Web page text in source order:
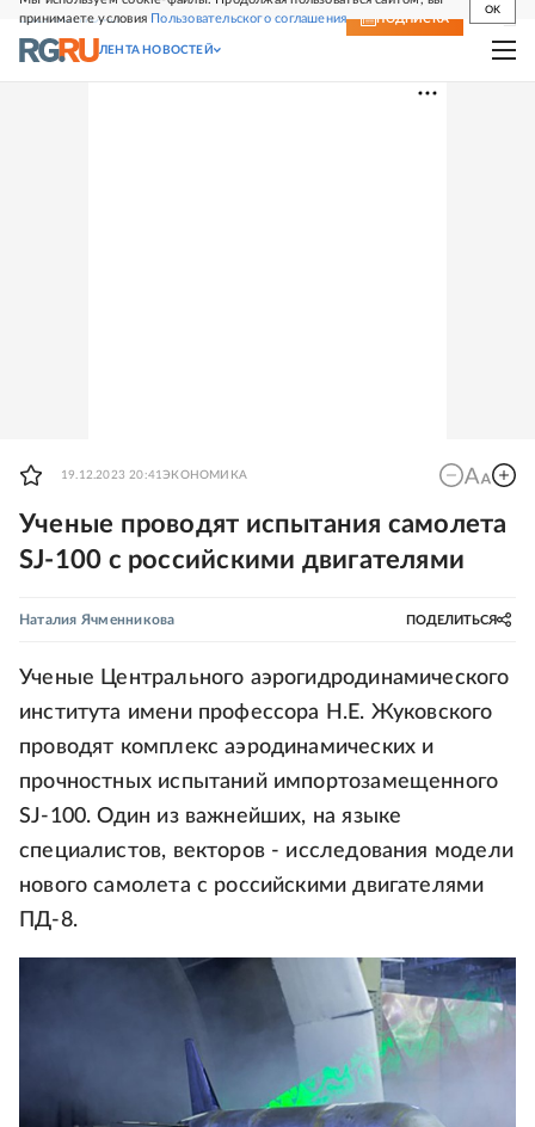
принимаете условия Пользовательского соглашения
OK
СВЕЖИЙ НОМЕР ПОДПИСКА
ЛЕНТА НОВОСТЕЙ
19.12.2023 20:41ЭКОНОМИКА
Ученые проводят испытания самолета
SJ-100 с российскими двигателями
Наталия Ячменникова ПОДЕЛИТЬСЯ
Ученые Центрального аэрогидродинамического
института имени профессора Н.Е. Жуковского
проводят комплекс аэродинамических и
прочностных испытаний импортозамещенного
SJ-100. Один из важнейших, на языке
специалистов, векторов - исследования модели
нового самолета с российскими двигателями
ПД-8.